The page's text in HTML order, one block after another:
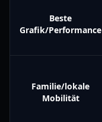
Beste
Grafik/Performance
Familie/lokale
Mobilität